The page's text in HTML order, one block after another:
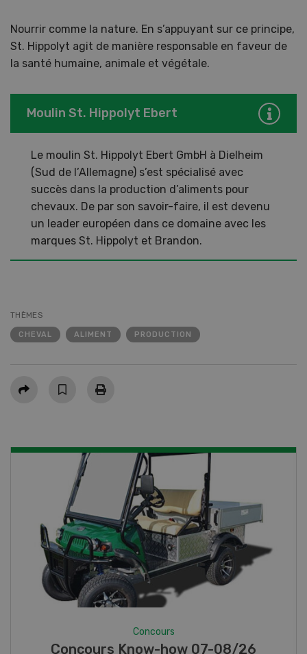
Nourrir comme la nature. En s’appuyant sur ce principe,
St. Hippolyt agit de manière responsable en faveur de
la santé humaine, animale et végétale.
Moulin St. Hippolyt Ebert
Le moulin St. Hippolyt Ebert GmbH à Dielheim
(Sud de l’Allemagne) s’est spécialisé avec
succès dans la production d’aliments pour
chevaux. De par son savoir-faire, il est devenu
un leader européen dans ce domaine avec les
marques St. Hippolyt et Brandon.
THÈMES
CHEVAL ALIMENT PRODUCTION
Partager
Photo mystère 07-08/26